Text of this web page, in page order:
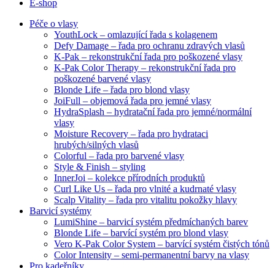
E-shop
Péče o vlasy
YouthLock – omlazující řada s kolagenem
Defy Damage – řada pro ochranu zdravých vlasů
K-Pak – rekonstrukční řada pro poškozené vlasy
K-Pak Color Therapy – rekonstrukční řada pro
poškozené barvené vlasy
Blonde Life – řada pro blond vlasy
JoiFull – objemová řada pro jemné vlasy
HydraSplash – hydratační řada pro jemné/normální
vlasy
Moisture Recovery – řada pro hydrataci
hrubých/silných vlasů
Colorful – řada pro barvené vlasy
Style & Finish – styling
InnerJoi – kolekce přírodních produktů
Curl Like Us – řada pro vlnité a kudrnaté vlasy
Scalp Vitality – řada pro vitalitu pokožky hlavy
Barvicí systémy
LumiShine – barvicí systém předmíchaných barev
Blonde Life – barvící systém pro blond vlasy
Vero K-Pak Color System – barvící systém čistých tónů
Color Intensity – semi-permanentní barvy na vlasy
Pro kadeřníky